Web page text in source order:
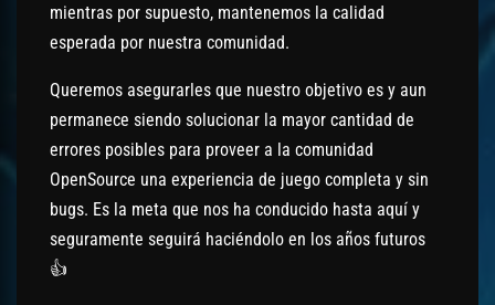
mientras por supuesto, mantenemos la calidad
esperada por nuestra comunidad.
Queremos asegurarles que nuestro objetivo es y aun
permanece siendo solucionar la mayor cantidad de
errores posibles para proveer a la comunidad
OpenSource una experiencia de juego completa y sin
bugs. Es la meta que nos ha conducido hasta aquí y
seguramente seguirá haciéndolo en los años futuros
👍